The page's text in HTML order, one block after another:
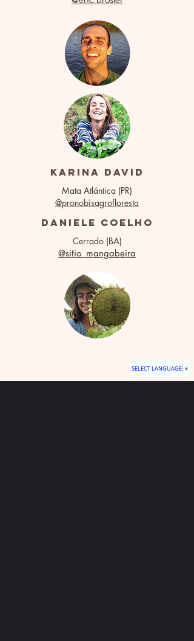
karina david
Mata Atlántica (PR)
@pronobisagrofloresta
Daniele Coelho
Cerrado (BA)
@sitio_mangabeira
SELECT LANGUAGE ▼